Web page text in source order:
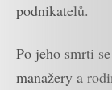
podnikatelů.
Po jeho smrti
manažery a